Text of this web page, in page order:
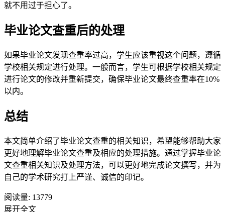
就不用过于担心了。
毕业论文查重后的处理
如果毕业论文发现查重率过高，学生应该重视这个问题，遵循
学校相关规定进行处理。一般而言，学生可根据学校相关规定
进行论文的修改并重新提交，确保毕业论文最终查重率在10%
以内。
总结
本文简单介绍了毕业论文查重的相关知识，希望能够帮助大家
更好地理解毕业论文查重及相应的处理措施。通过掌握毕业论
文查重相关知识及处理方法，可以更好地完成论文撰写，并为
自己的学术研究打上严谨、诚信的印记。
阅读量: 13779
展开全文